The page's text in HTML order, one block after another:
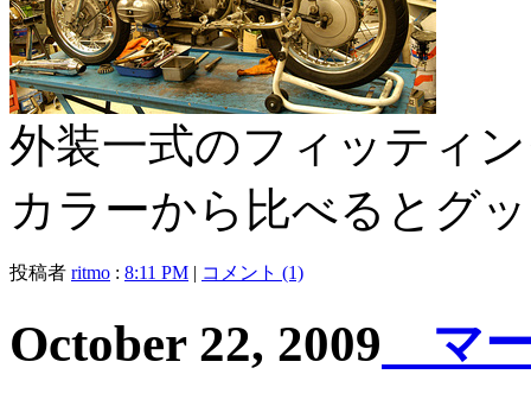
外装一式のフィッティ
カラーから比べるとグ
投稿者 ritmo : 8:11 PM | コメント (1)
October 22, 2009 マ